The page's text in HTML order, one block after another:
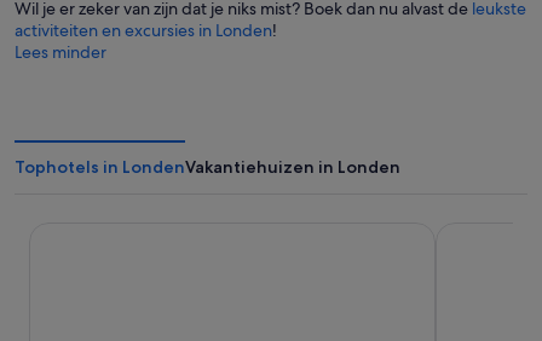
Wil je er zeker van zijn dat je niks mist? Boek dan nu alvast de leukste
activiteiten en excursies in Londen!
Lees minder
Tophotels in LondenVakantiehuizen in Londen